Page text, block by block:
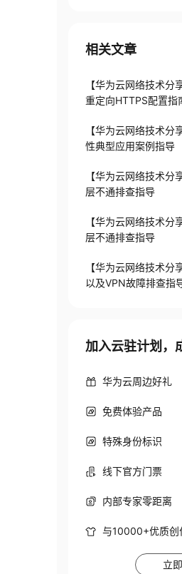
相关文章
【华为云网络技术分
重定向HTTPS配置指
【华为云网络技术分
性典型应用案例指导
【华为云网络技术分
层不通排查指导
【华为云网络技术分
层不通排查指导
【华为云网络技术分
以及VPN故障排查指
加入云驻计划，
华为云周边好礼
免费体验产品
特殊身份标识
线下官方门票
内部专家零距离
与10000+优质创
立